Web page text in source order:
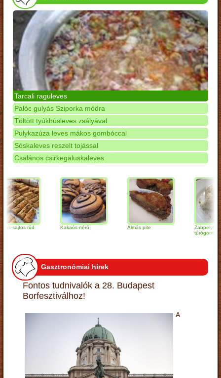
Tarcali raguleves
Palóc gulyás Sziporka módra
Töltött tyúkhúsleves zsályával
Pulykazúza leves mákos gombóccal
Sóskaleves reszelt tojással
Csalános csirkegaluskaleves
rúd Kakaós néró Almás pite
Zabpelyhes
túrógombóc
Gasztronómiai hírek
Fontos tudnivalók a 28. Budapest
Borfesztiválhoz!
A